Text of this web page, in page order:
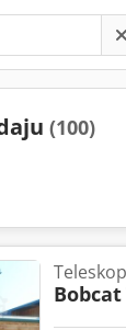
(100)
Bobcat